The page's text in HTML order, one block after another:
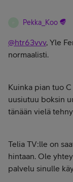
Pekka_Koo
@htr63vvv, Yle
normaalisti.
Kuinka pian tuo
uusiutuu boksin
tänään vielä
Telia TV:lle on
hintaan. Ole
palvelu sinulle